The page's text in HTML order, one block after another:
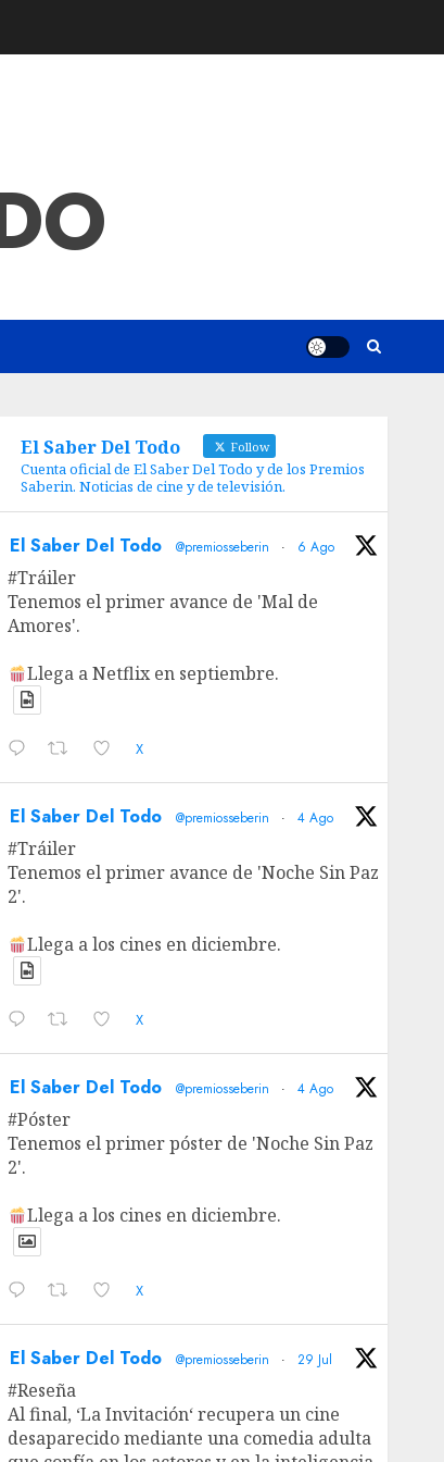
El Saber Del Todo Follow
Cuenta oficial de El Saber Del Todo y de los Premios
Saberin. Noticias de cine y de televisión.
El Saber Del Todo @premiosseberin · 6 Ago
#Tráiler
Tenemos el primer avance de 'Mal de
Amores'.
Llega a Netflix en septiembre.
X
El Saber Del Todo @premiosseberin · 4 Ago
#Tráiler
Tenemos el primer avance de 'Noche Sin Paz
2'.
Llega a los cines en diciembre.
X
El Saber Del Todo @premiosseberin · 4 Ago
#Póster
Tenemos el primer póster de 'Noche Sin Paz
2'.
Llega a los cines en diciembre.
X
El Saber Del Todo @premiosseberin · 29 Jul
#Reseña
Al final, ‘La Invitación‘ recupera un cine
desaparecido mediante una comedia adulta